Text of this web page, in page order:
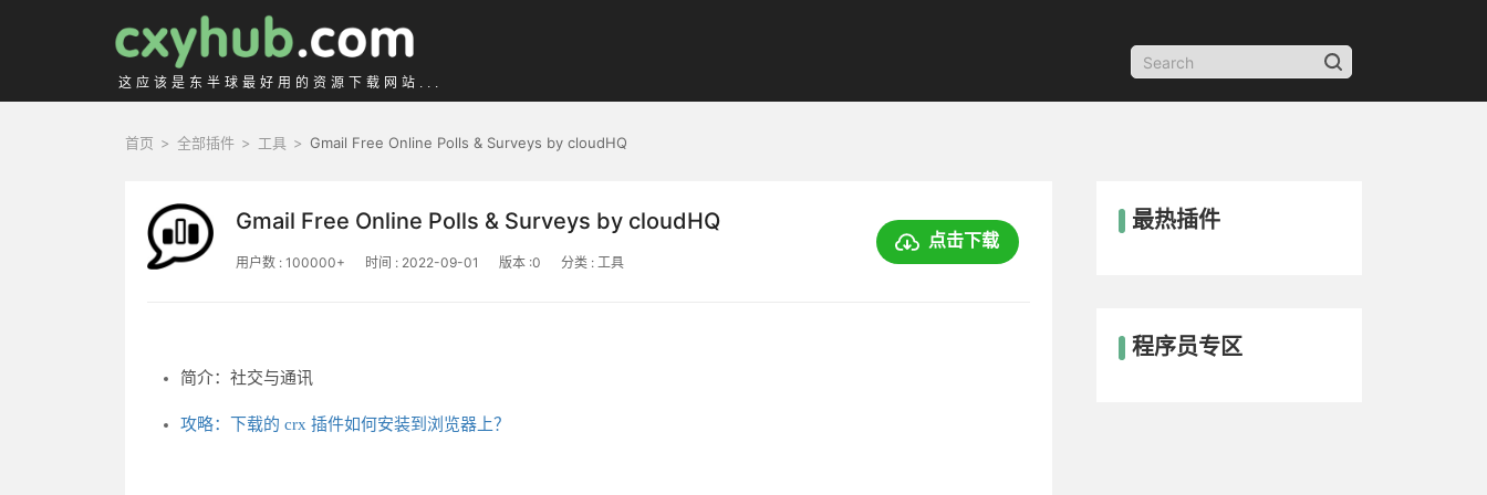
这应该是东半球最好用的资源下载网站...
首页 > 全部插件 > 工具 > Gmail Free Online Polls & Surveys by cloudHQ
Gmail Free Online Polls & Surveys by cloudHQ
用户数 : 100000+ 时间 : 2022-09-01 版本 :0 分类 : 工具
点击下载
简介：社交与通讯
攻略：下载的 crx 插件如何安装到浏览器上？
最热插件
程序员专区